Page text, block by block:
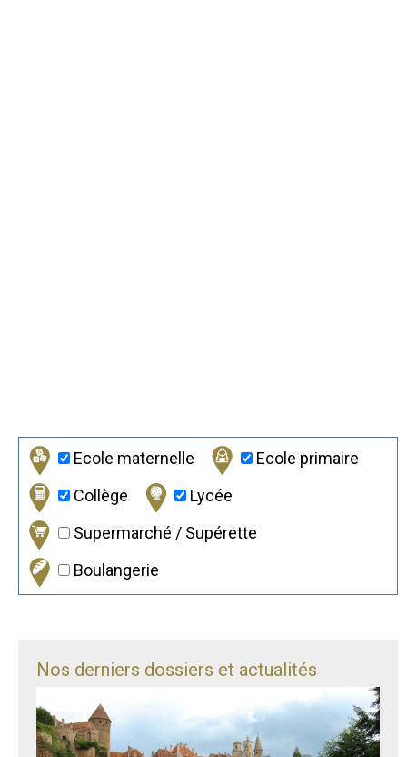
Ecole maternelle
Ecole primaire
Collège
Lycée
Supermarché / Supérette
Boulangerie
Nos derniers dossiers et actualités